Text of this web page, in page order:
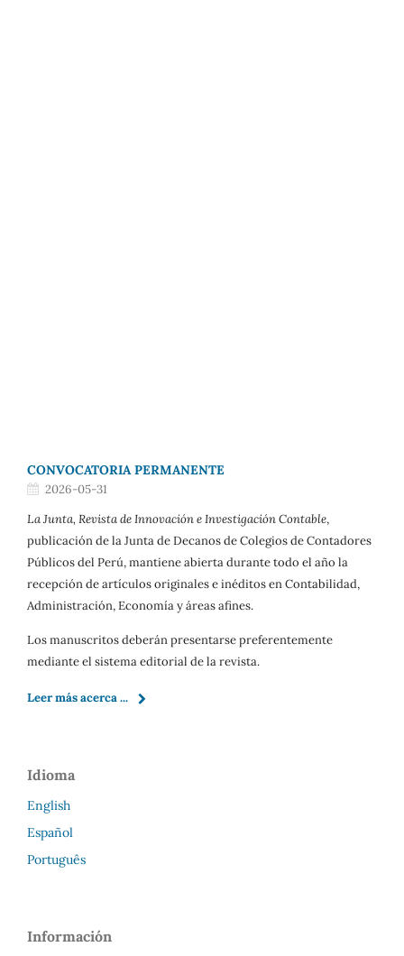
CONVOCATORIA PERMANENTE
2026-05-31
La Junta, Revista de Innovación e Investigación Contable,
publicación de la Junta de Decanos de Colegios de Contadores
Públicos del Perú, mantiene abierta durante todo el año la
recepción de artículos originales e inéditos en Contabilidad,
Administración, Economía y áreas afines.
Los manuscritos deberán presentarse preferentemente
mediante el sistema editorial de la revista.
Leer más acerca ...
Idioma
English
Español
Português
Información